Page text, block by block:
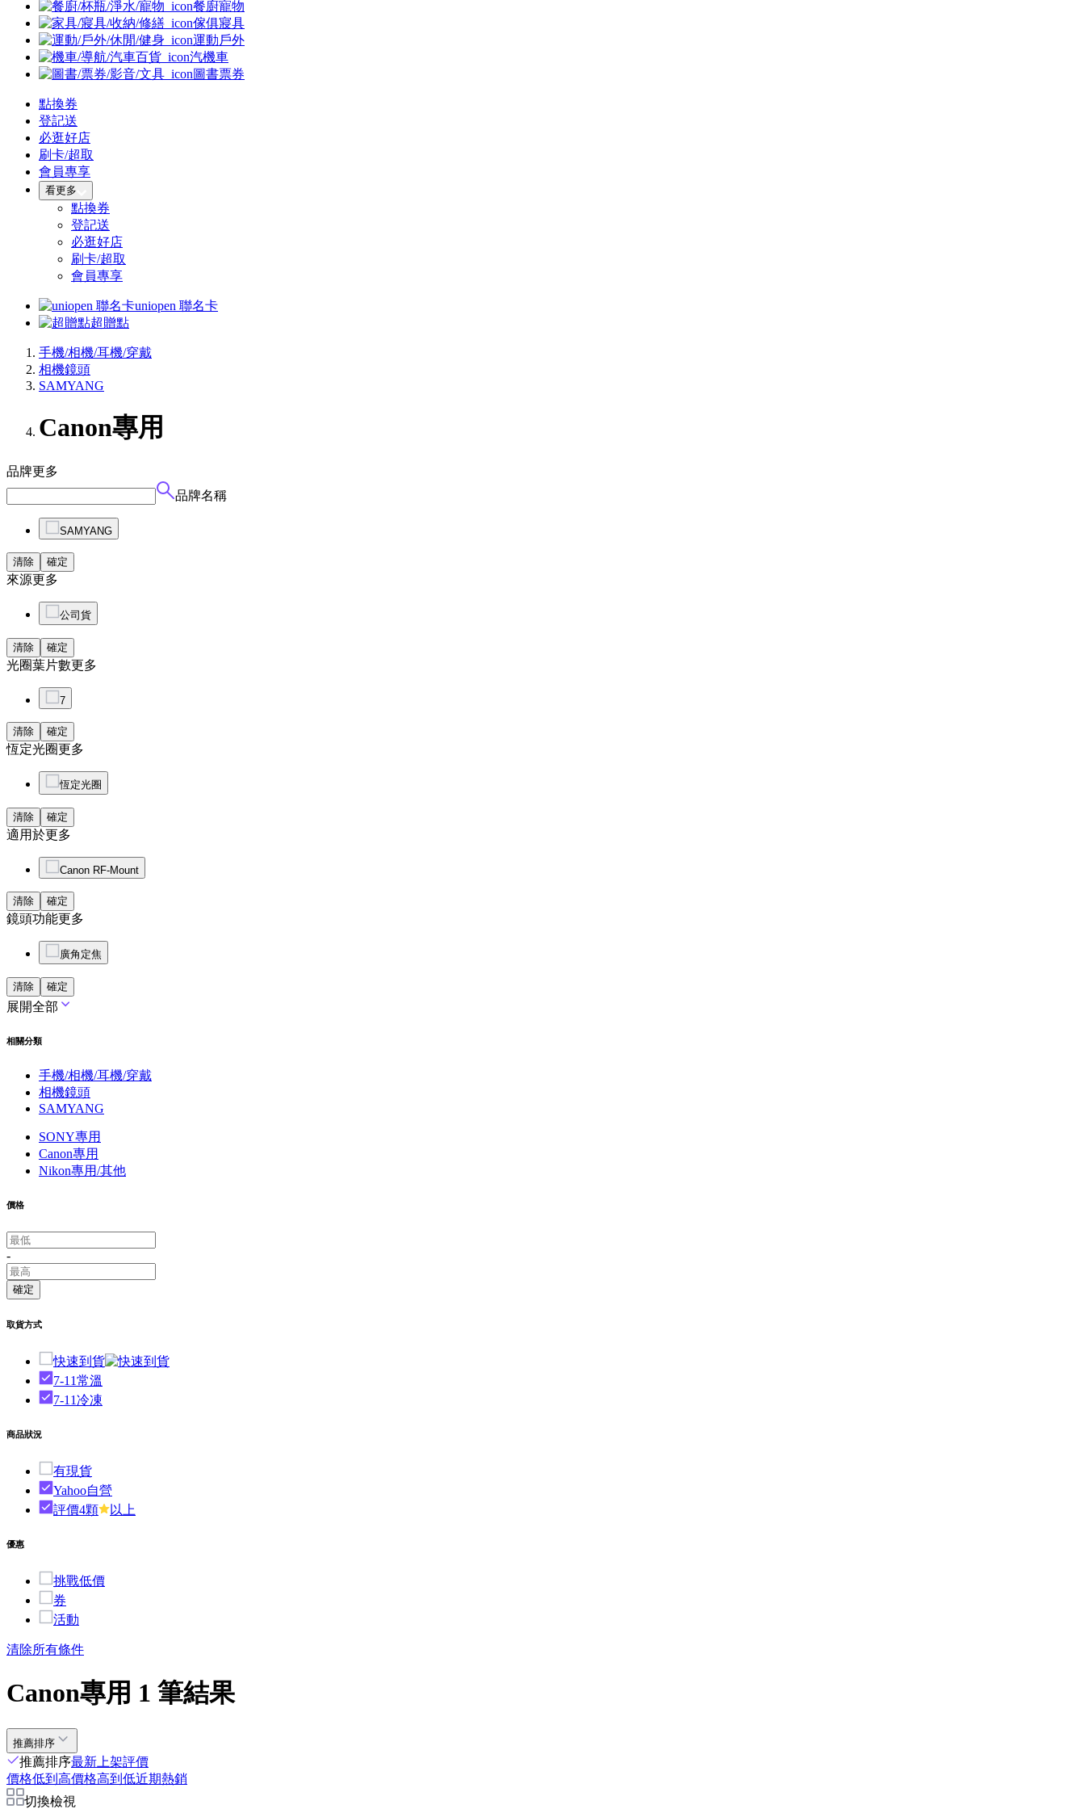
餐廚寵物
傢俱寢具
運動戶外
汽機車
圖書票券
點換券
登記送
必逛好店
刷卡/超取
會員專享
看更多
點換券
登記送
必逛好店
刷卡/超取
會員專享
uniopen 聯名卡
超贈點
手機/相機/耳機/穿戴
相機鏡頭
SAMYANG
Canon專用
品牌更多
品牌名稱
SAMYANG
清除 確定
來源更多
公司貨
清除 確定
光圈葉片數更多
7
清除 確定
恆定光圈更多
恆定光圈
清除 確定
適用於更多
Canon RF-Mount
清除 確定
鏡頭功能更多
廣角定焦
清除 確定
展開全部
相關分類
手機/相機/耳機/穿戴
相機鏡頭
SAMYANG
SONY專用
Canon專用
Nikon專用/其他
價格
-
確定
取貨方式
快速到貨
7-11常溫
7-11冷凍
商品狀況
有現貨
Yahoo自營
評價4顆
以上
優惠
挑戰低價
券
活動
清除所有條件
Canon專用 1 筆結果
推薦排序
推薦排序最新上架評價
價格低到高價格高到低近期熱銷
切換檢視